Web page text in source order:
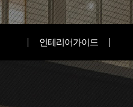
인테리어가이드